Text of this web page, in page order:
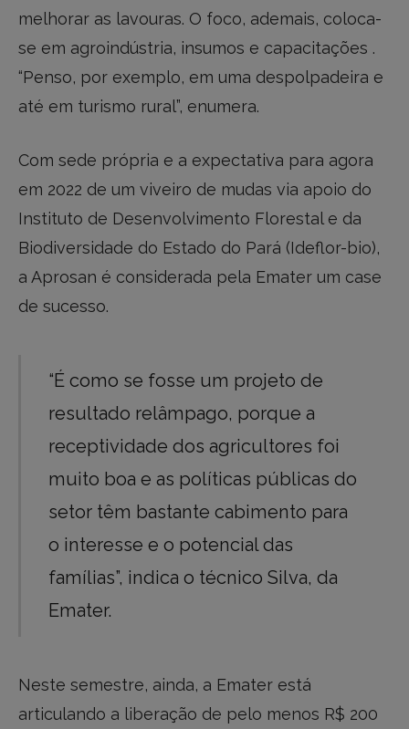
melhorar as lavouras. O foco, ademais, coloca-
se em agroindústria, insumos e capacitações .
“Penso, por exemplo, em uma despolpadeira e
até em turismo rural”, enumera.
Com sede própria e a expectativa para agora
em 2022 de um viveiro de mudas via apoio do
Instituto de Desenvolvimento Florestal e da
Biodiversidade do Estado do Pará (Ideflor-bio),
a Aprosan é considerada pela Emater um case
de sucesso.
“É como se fosse um projeto de
resultado relâmpago, porque a
receptividade dos agricultores foi
muito boa e as políticas públicas do
setor têm bastante cabimento para
o interesse e o potencial das
famílias”, indica o técnico Silva, da
Emater.
Neste semestre, ainda, a Emater está
articulando a liberação de pelo menos R$ 200